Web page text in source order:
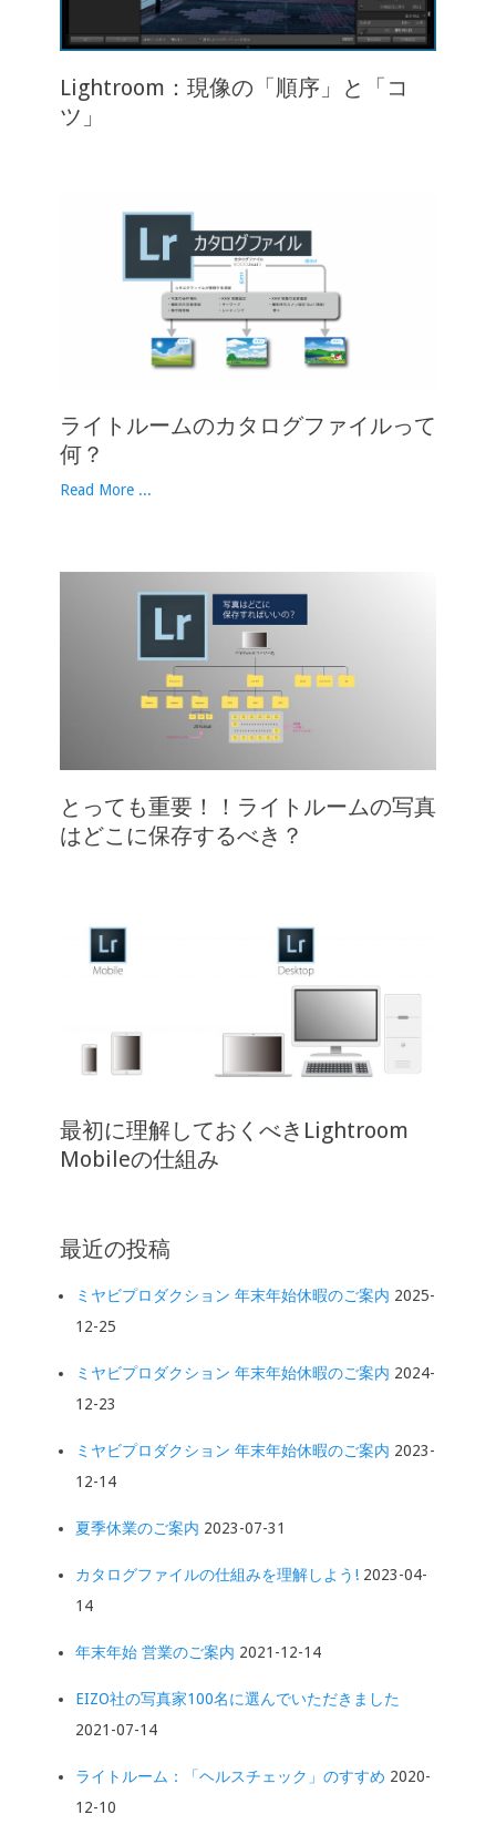
Lightroom：現像の「順序」と「コ
ツ」
ライトルームのカタログファイルって
何？
Read More ...
とっても重要！！ライトルームの写真
はどこに保存するべき？
最初に理解しておくべきLightroom
Mobileの仕組み
最近の投稿
ミヤビプロダクション 年末年始休暇のご案内 2025-
12-25
ミヤビプロダクション 年末年始休暇のご案内 2024-
12-23
ミヤビプロダクション 年末年始休暇のご案内 2023-
12-14
夏季休業のご案内 2023-07-31
カタログファイルの仕組みを理解しよう! 2023-04-
14
年末年始 営業のご案内 2021-12-14
EIZO社の写真家100名に選んでいただきました
2021-07-14
ライトルーム：「ヘルスチェック」のすすめ 2020-
12-10